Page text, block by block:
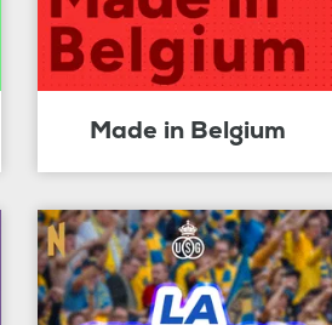
Made in Belgium